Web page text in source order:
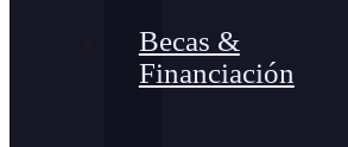
Becas &
Financiación